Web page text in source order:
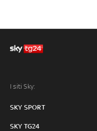
I siti Sky:
SKY SPORT
SKY TG24